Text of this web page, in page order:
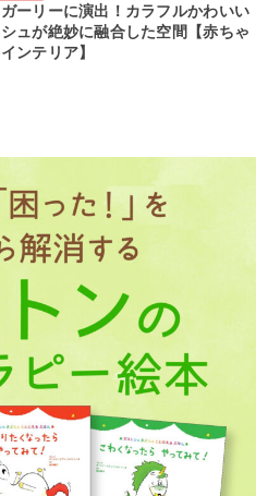
ーリーに演出！カラフルかわいい
ュが絶妙に融合した空間【赤ちゃ
ンテリア】